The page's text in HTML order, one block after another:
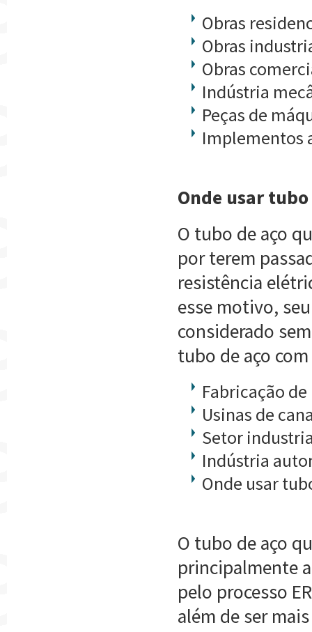
Obras
Obras
Obras
Indústria
Peças de
Implementos
Onde usar
O tubo de aço
por terem
resistência
esse motivo,
considerado
tubo de aço
Fabricação
Usinas de
Setor
Indústria
Onde usar
O tubo de aço
principalmente
pelo processo
além de ser